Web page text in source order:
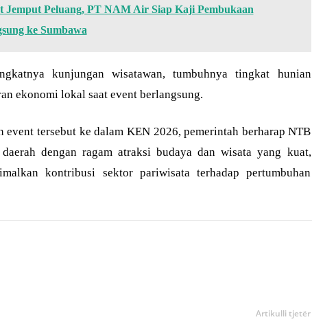
Jemput Peluang, PT NAM Air Siap Kaji Pembukaan
ke Sumbawa
kunjungan wisatawan, tumbuhnya tingkat hunian
ekonomi lokal saat event berlangsung.
event tersebut ke dalam KEN 2026, pemerintah berharap NTB
dengan ragam atraksi budaya dan wisata yang kuat,
kontribusi sektor pariwisata terhadap pertumbuhan
Artikulli tjetër